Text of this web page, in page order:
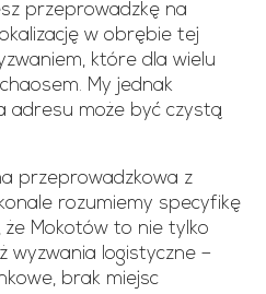
przeprowadzkę na
w obrębie tej
które dla wielu
My jednak
adresu może być czystą
przeprowadzkowa z
rozumiemy specyfikę
że Mokotów to nie tylko
wyzwania logistyczne –
brak miejsc